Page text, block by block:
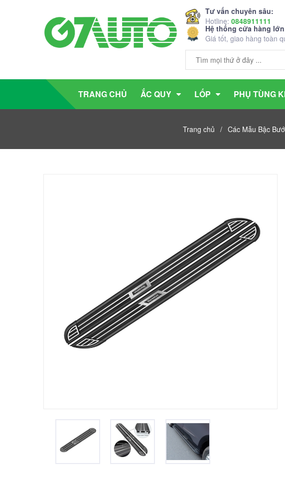
Tư vấn chuyên sâu:
Hotline: 0848911111
Hệ thống cửa hàng
Giá tốt, giao hàng toàn
TRANG CHỦ ẮC QUY LỐP PHỤ TÙNG
Trang chủ / Các Mẫu Bậc